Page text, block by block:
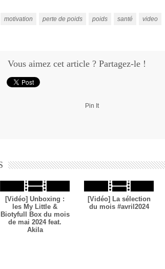
motivation perte de poids poids santé video
Vous aimez cet article ? Partagez-le !
Pin It
[Vidéo] Unboxing :
les My Little &
Biotyfull Box du mois
de mai 2024 feat.
Akila
[Vidéo] La sélection
du mois #avril2024